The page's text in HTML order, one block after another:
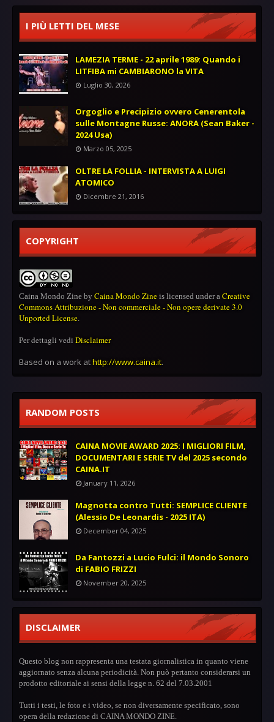
I PIÙ LETTI DEL MESE
LAMEZIA TERME - 22 aprile 1989: Quando i
LITFIBA mi CAMBIARONO la VITA
Luglio 30, 2026
Orgoglio e Precipizio ovvero Cenerentola
sulle Montagne Russe: ANORA (Sean Baker -
2024 Usa)
Marzo 05, 2025
OLTRE LA FOLLIA - INTERVISTA A LUIGI
ATOMICO
Dicembre 21, 2016
COPYRIGHT
Caina Mondo Zine by Caina Mondo Zine is licensed under a Creative
Commons Attribuzione - Non commerciale - Non opere derivate 3.0
Unported License.
Per dettagli vedi Disclaimer
Based on a work athttp://www.caina.it.
RANDOM POSTS
CAINA MOVIE AWARD 2025: I MIGLIORI FILM,
DOCUMENTARI E SERIE TV del 2025 secondo
CAINA.IT
January 11, 2026
Magnotta contro Tutti: SEMPLICE CLIENTE
(Alessio De Leonardis - 2025 ITA)
December 04, 2025
Da Fantozzi a Lucio Fulci: il Mondo Sonoro
di FABIO FRIZZI
November 20, 2025
DISCLAIMER
Questo blog non rappresenta una testata giornalistica in quanto viene
aggiornato senza alcuna periodicità. Non può pertanto considerarsi un
prodotto editoriale ai sensi della legge n. 62 del 7.03.2001
Tutti i testi, le foto e i video, se non diversamente specificato, sono
opera della redazione di CAINA MONDO ZINE.